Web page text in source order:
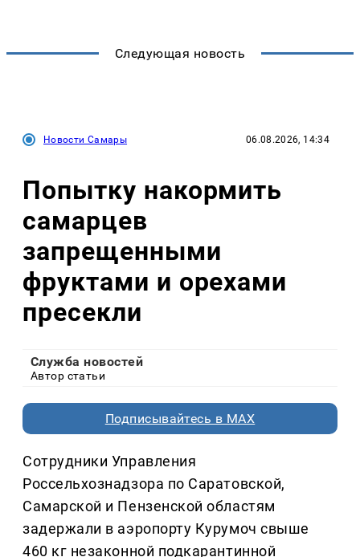
Следующая новость
Новости Самары 06.08.2026, 14:34
Попытку накормить
самарцев
запрещенными
фруктами и орехами
пресекли
Служба новостей
Автор статьи
Подписывайтесь в MAX
Сотрудники Управления
Россельхознадзора по Саратовской,
Самарской и Пензенской областям
задержали в аэропорту Курумоч свыше
460 кг незаконной подкарантинной